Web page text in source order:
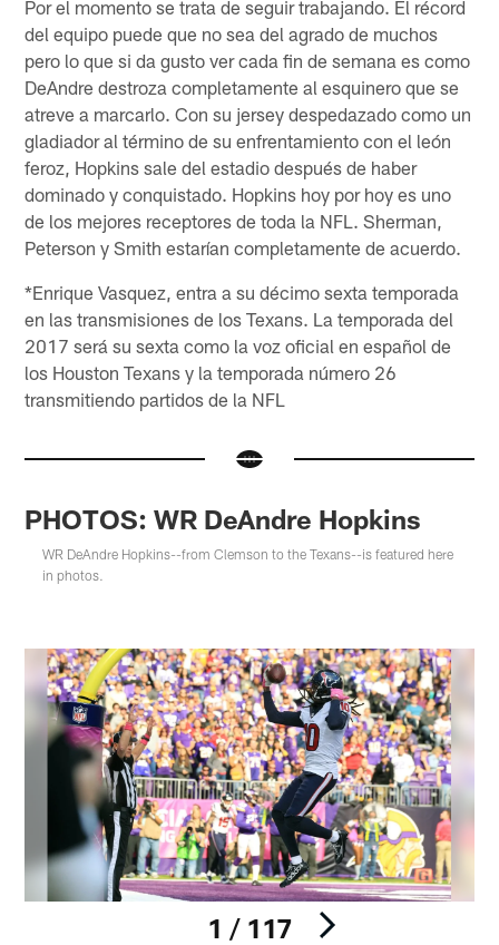
Por el momento se trata de seguir trabajando. El récord
del equipo puede que no sea del agrado de muchos
pero lo que si da gusto ver cada fin de semana es como
DeAndre destroza completamente al esquinero que se
atreve a marcarlo. Con su jersey despedazado como un
gladiador al término de su enfrentamiento con el león
feroz, Hopkins sale del estadio después de haber
dominado y conquistado. Hopkins hoy por hoy es uno
de los mejores receptores de toda la NFL. Sherman,
Peterson y Smith estarían completamente de acuerdo.
*Enrique Vasquez, entra a su décimo sexta temporada
en las transmisiones de los Texans. La temporada del
2017 será su sexta como la voz oficial en español de
los Houston Texans y la temporada número 26
transmitiendo partidos de la NFL
PHOTOS: WR DeAndre Hopkins
WR DeAndre Hopkins--from Clemson to the Texans--is featured here
in photos.
1 / 117